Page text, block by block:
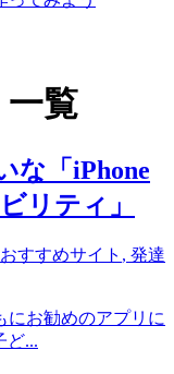
一覧
な「iPhone
リティ」
おすすめサイト , 発達
にお勧めのアプリに
ど...